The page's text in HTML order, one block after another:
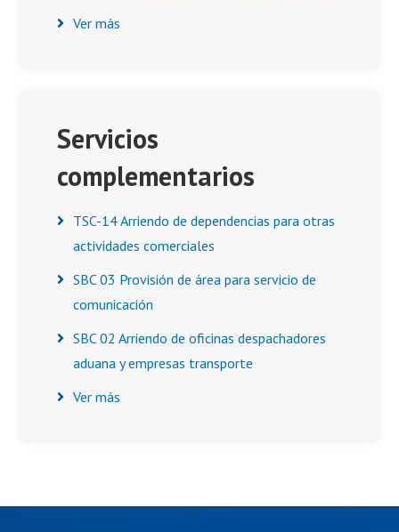
Ver más
Servicios
complementarios
TSC-14 Arriendo de dependencias para otras
actividades comerciales
SBC 03 Provisión de área para servicio de
comunicación
SBC 02 Arriendo de oficinas despachadores
aduana y empresas transporte
Ver más